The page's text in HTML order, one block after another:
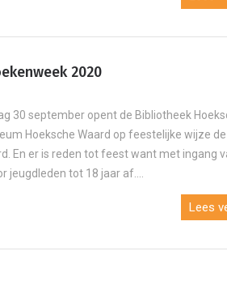
2020
30 september opent de Bibliotheek
Hoeksche Waard op feestelijke wijze de
En er is reden tot feest want met ingang
jeugdleden tot 18 jaar af....
Lees